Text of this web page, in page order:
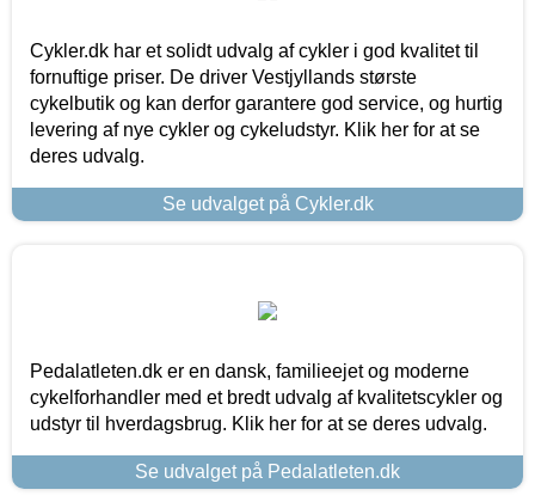
Cykler.dk har et solidt udvalg af cykler i god kvalitet til
fornuftige priser. De driver Vestjyllands største
cykelbutik og kan derfor garantere god service, og hurtig
levering af nye cykler og cykeludstyr. Klik her for at se
deres udvalg.
Se udvalget på Cykler.dk
Pedalatleten.dk er en dansk, familieejet og moderne
cykelforhandler med et bredt udvalg af kvalitetscykler og
udstyr til hverdagsbrug. Klik her for at se deres udvalg.
Se udvalget på Pedalatleten.dk